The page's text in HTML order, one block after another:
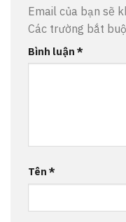
Email của bạn sẽ
Các trường bắt
Bình luận *
Tên *